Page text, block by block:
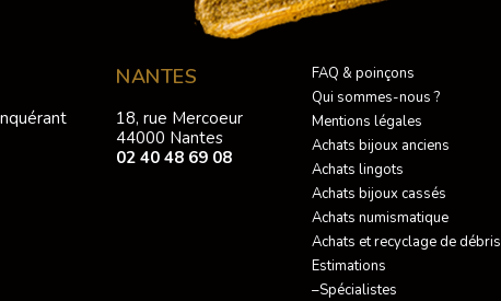
NANTES
18, rue Mercoeur
44000 Nantes
02 40 48 69 08
FAQ & poinçons
Qui sommes-nous ?
Mentions légales
Achats bijoux anciens
Achats lingots
Achats bijoux cassés
Achats numismatique
Achats et recyclage de débris
Estimations
–Spécialistes